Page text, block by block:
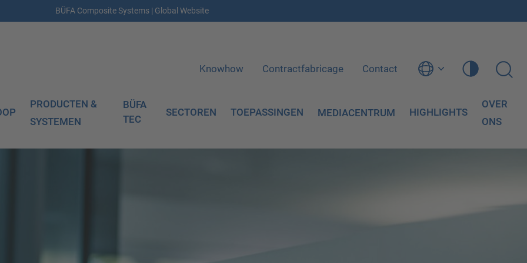
BÜFA Composite Systems | Global Website
Knowhow Contractfabricage Contact
PRODUCTEN &
SYSTEMEN
BÜFA
TEC
SECTOREN TOEPASSINGEN MEDIACENTRUM HIGHLIGHTS
OVER
ONS